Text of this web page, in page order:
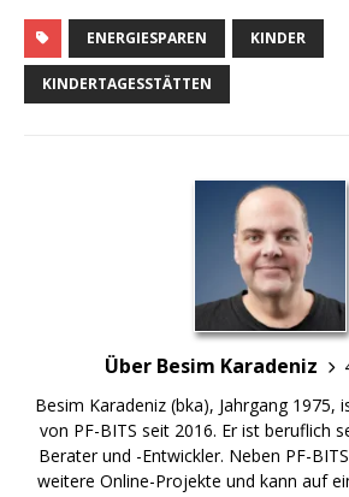
ENERGIESPAREN KINDER
KINDERTAGESSTÄTTEN
Über Besim Karadeniz
Besim Karadeniz (bka), Jahrgang 1975,
von PF-BITS seit 2016. Er ist beruflich
Berater und -Entwickler. Neben PF-
weitere Online-Projekte und kann auf